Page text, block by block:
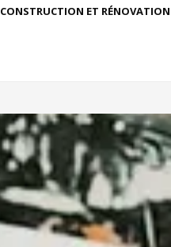
CONSTRUCTION ET RÉNOVATION